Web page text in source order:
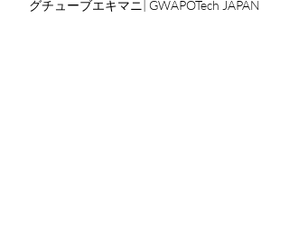
グチューブエキマニ| GWAPOTech JAPAN